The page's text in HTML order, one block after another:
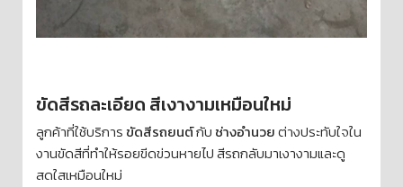
ขัดสีรถละเอียด สีเงางามเหมือนใหม่
ลูกค้าที่ใช้บริการ ขัดสีรถยนต์กับ ช่างอำนวยต่างประทับใจใน
งานขัดสีที่ทำให้รอยขีดข่วนหายไป สีรถกลับมาเงางามและดู
สดใสเหมือนใหม่